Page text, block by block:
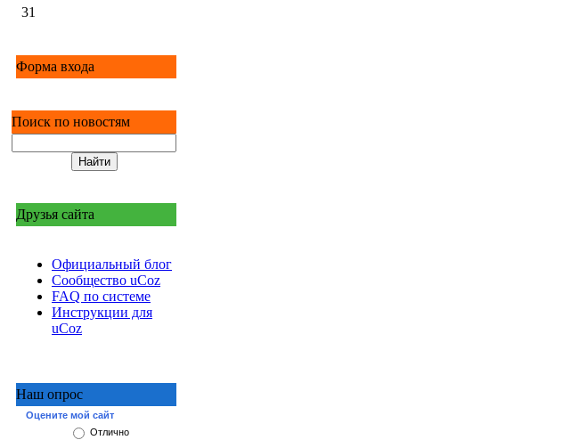
31
Форма входа
Поиск по новостям
Друзья сайта
Официальный блог
Сообщество uCoz
FAQ по системе
Инструкции для
uCoz
Наш опрос
Оцените мой сайт
Отлично